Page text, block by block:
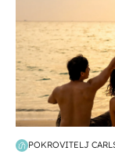
POKROVITELJ